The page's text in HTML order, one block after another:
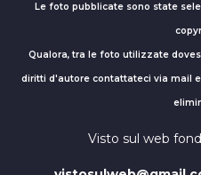
Le foto pubblicate sono state
Qualora, tra le foto utilizzate
diritti d'autore contattateci via mail
Visto sul web